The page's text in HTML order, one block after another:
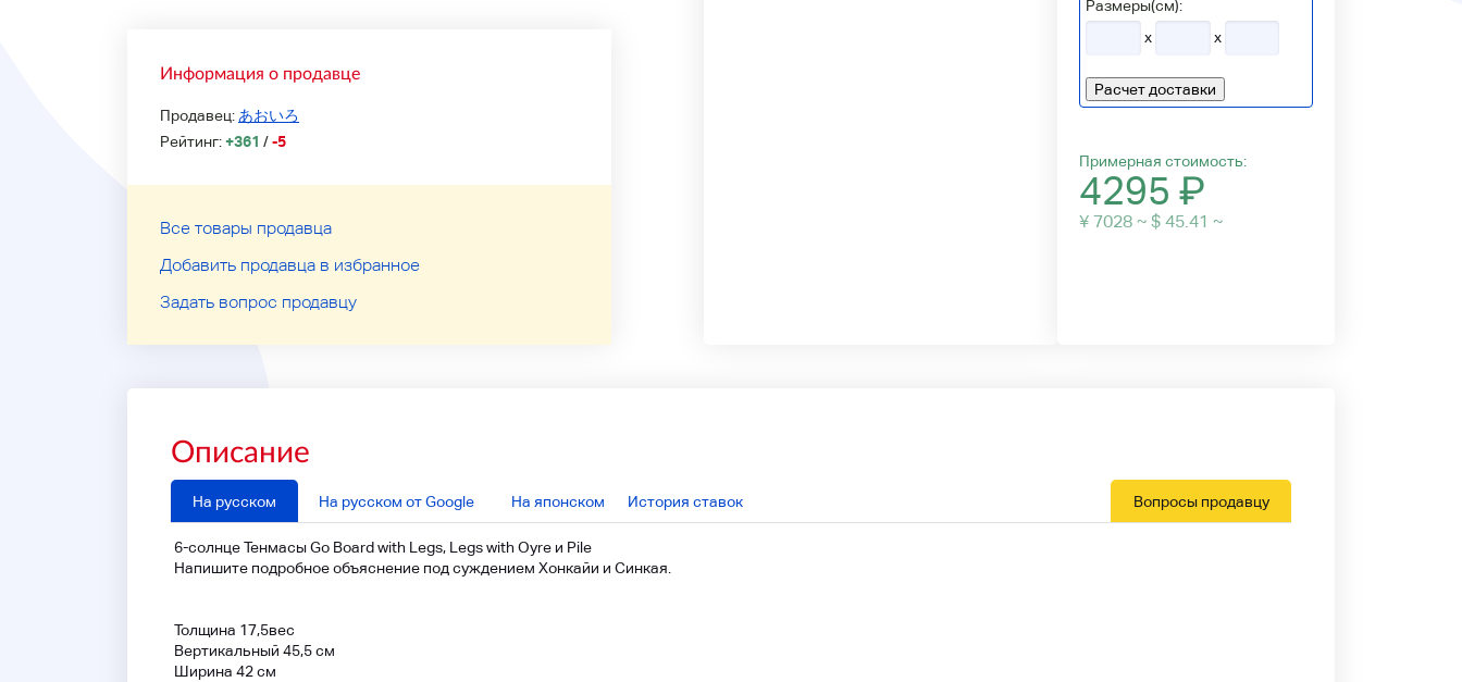
Информация о продавце
Продавец:あおいろ
Рейтинг:+361 /-5
Все товары продавца
Добавить продавца в избранное
Задать вопрос продавцу
Размеры(см):
x
x
Расчет доставки
Примерная стоимость:
4295 ₽
¥ 7028 ~ $ 45.41 ~
Описание
На русском На русском от Google На японском История ставок Вопросы продавцу
6-солнце Тенмасы Go Board with Legs, Legs with Oyre и Pile
Напишите подробное объяснение под суждением Хонкайи и Синкая.
Толщина 17,5вес
Вертикальный 45,5 см
Ширина 42 см